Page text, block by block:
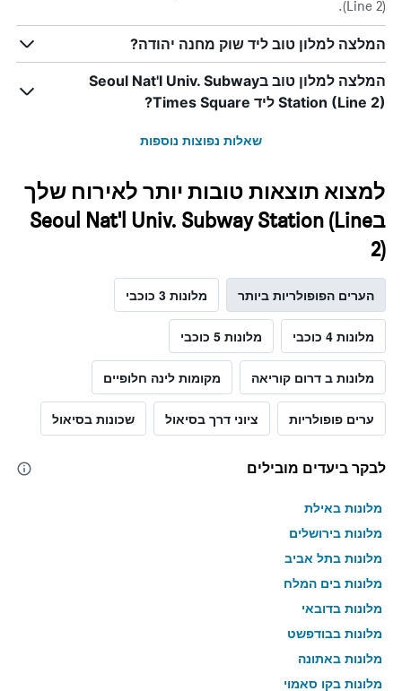
(Line 2).
המלצה למלון טוב ליד שוק מחנה יהודה?
המלצה למלון טוב בSeoul Nat'l Univ. Subway
Station (Line 2) ליד Times Square?
שאלות נפוצות נוספות
למצוא תוצאות טובות יותר לאירוח שלך
בSeoul Nat'l Univ. Subway Station (Line
2)
הערים הפופולריות ביותר מלונות 3 כוכבי
מלונות 4 כוכבי מלונות 5 כוכבי
מלונות ב דרום קוריאה מקומות לינה חלופיים
ערים פופולריות ציוני דרך בסיאול שכונות בסיאול
לבקר ביעדים מובילים
מלונות באילת
מלונות בירושלים
מלונות בתל אביב
מלונות בים המלח
מלונות בדובאי
מלונות בבודפשט
מלונות באתונה
מלונות בקו סאמוי